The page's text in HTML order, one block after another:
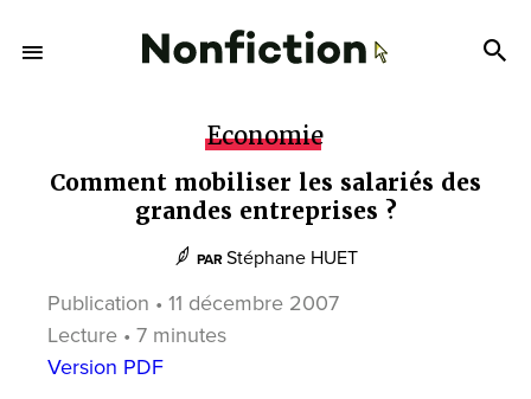
Economie
Comment mobiliser les salariés des
grandes entreprises ?
PAR Stéphane HUET
Publication • 11 décembre 2007
Lecture • 7 minutes
Version PDF